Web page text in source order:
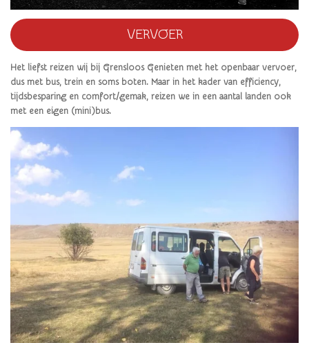
VERVOER
Het liefst reizen wij bij Grensloos Genieten met het openbaar vervoer,
dus met bus, trein en soms boten. Maar in het kader van efficiency,
tijdsbesparing en comfort/gemak, reizen we in een aantal landen ook
met een eigen (mini)bus.